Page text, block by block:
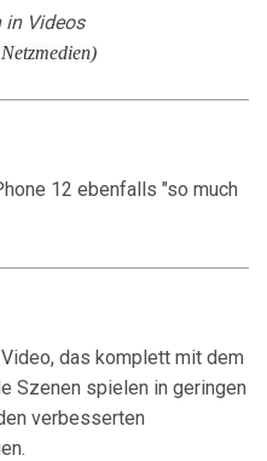
in Videos
12 ebenfalls "so much
das komplett mit dem
Szenen spielen in geringen
verbesserten